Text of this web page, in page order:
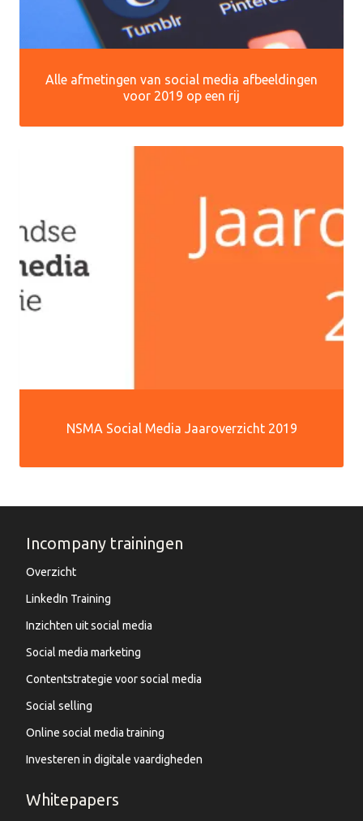
Alle afmetingen van social media afbeeldingen
voor 2019 op een rij
NSMA Social Media Jaaroverzicht 2019
Incompany trainingen
Overzicht
LinkedIn Training
Inzichten uit social media
Social media marketing
Contentstrategie voor social media
Social selling
Online social media training
Investeren in digitale vaardigheden
Whitepapers